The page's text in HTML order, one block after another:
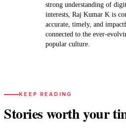
strong understanding of
interests, Raj Kumar K is
accurate, timely, and
connected to the ever-
popular culture.
KEEP READING
Stories worth your